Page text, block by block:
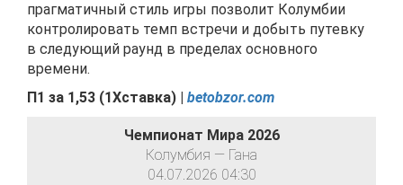
прагматичный стиль игры позволит Колумбии
контролировать темп встречи и добыть путевку
в следующий раунд в пределах основного
времени.
П1 за 1,53 (1Хставка) | betobzor.com
Чемпионат Мира 2026
Колумбия — Гана
04.07.2026 04:30